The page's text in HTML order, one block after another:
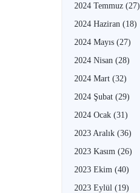
2024 Temmuz (27)
2024 Haziran (18)
2024 Mayıs (27)
2024 Nisan (28)
2024 Mart (32)
2024 Şubat (29)
2024 Ocak (31)
2023 Aralık (36)
2023 Kasım (26)
2023 Ekim (40)
2023 Eylül (19)